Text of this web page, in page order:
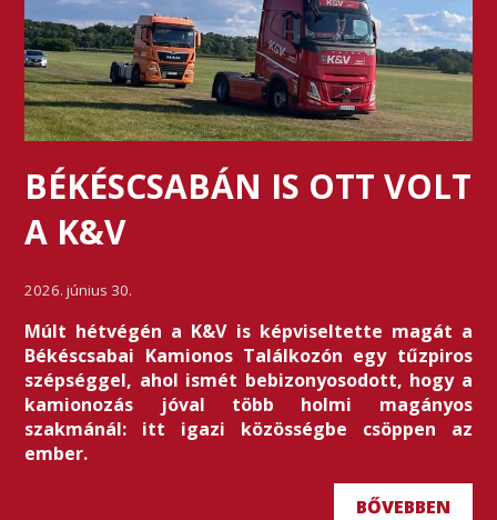
BÉKÉSCSABÁN IS OTT VOLT
A K&V
2026. június 30.
Múlt hétvégén a K&V is képviseltette magát a
Békéscsabai Kamionos Találkozón egy tűzpiros
szépséggel, ahol ismét bebizonyosodott, hogy a
kamionozás jóval több holmi magányos
szakmánál: itt igazi közösségbe csöppen az
ember.
BŐVEBBEN